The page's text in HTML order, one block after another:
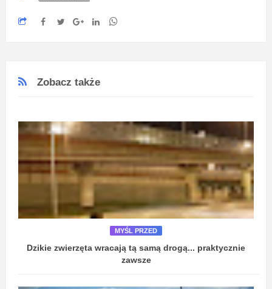
Zobacz także
MYŚL PRZED
Dzikie zwierzęta wracają tą samą drogą... praktycznie
zawsze